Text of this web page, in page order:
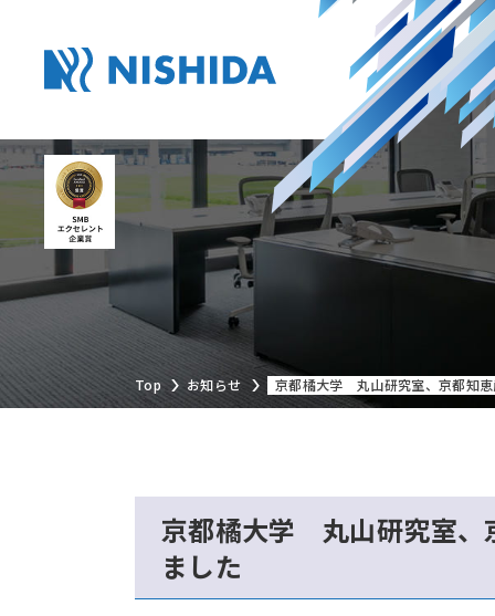
Top お知らせ 京都橘大学 丸山研究室、京都知
京都橘大学 丸山研究室、
ました